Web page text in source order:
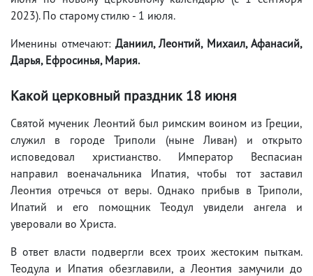
2023). По старому стилю - 1 июля.
Именины отмечают: Даниил, Леонтий, Михаил, Афанасий,
Дарья, Ефросинья, Мария.
Какой церковный праздник 18 июня
Святой мученик Леонтий был римским воином из Греции,
служил в городе Триполи (ныне Ливан) и открыто
исповедовал христианство. Император Веспасиан
направил военачальника Ипатия, чтобы тот заставил
Леонтия отречься от веры. Однако прибыв в Триполи,
Ипатий и его помощник Теодул увидели ангела и
уверовали во Христа.
В ответ власти подвергли всех троих жестоким пыткам.
Теодула и Ипатия обезглавили, а Леонтия замучили до